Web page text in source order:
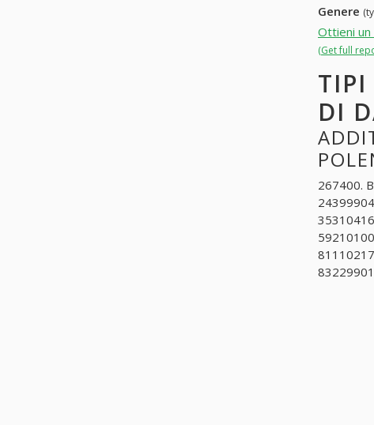
Genere
Ottieni un
(Get full
TIPI
DI
267400.